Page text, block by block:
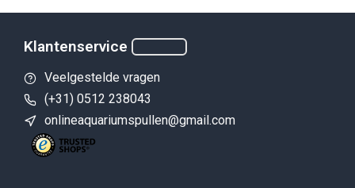
Klantenservice
Veelgestelde vragen
(+31) 0512 238043
onlineaquariumspullen@gmail.com